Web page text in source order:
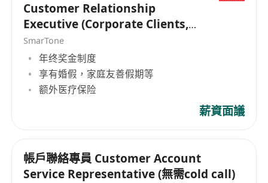
Customer Relationship
Executive (Corporate Clients,
Fluent Cantonese is a MUST)
SmarTone
年终奖金制度
享有婚假，家庭友善假期等
额外医疗保险
薪資面議
帳戶聯絡專員 Customer Account
Service Representative (無需cold call)